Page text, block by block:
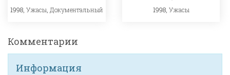
1998, Ужасы Документальный 1998, Ужасы
Комментарии
Информация